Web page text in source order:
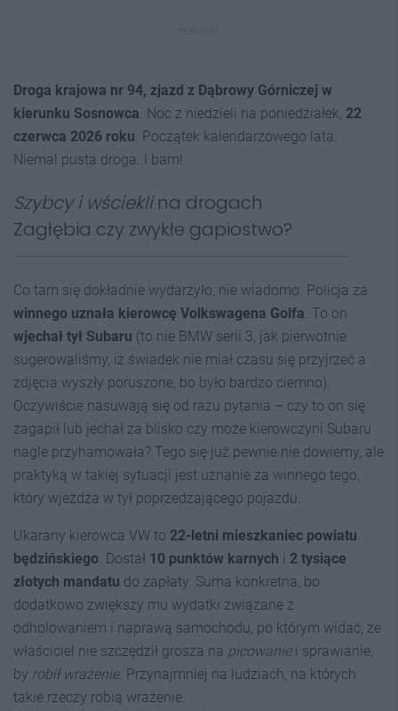
Droga krajowa nr 94, zjazd z Dąbrowy Górniczej w
kierunku Sosnowca. Noc z niedzieli na poniedziałek, 22
czerwca 2026 roku. Początek kalendarzowego lata.
Niemal pusta droga. I bam!
Szybcy i wścieklina drogach
Zagłębia czy zwykłe gapiostwo?
Co tam się dokładnie wydarzyło, nie wiadomo. Policja za
winnego uznała kierowcę Volkswagena Golfa. To on
wjechał tył Subaru (to nie BMW serii 3, jak pierwotnie
sugerowaliśmy, iż świadek nie miał czasu się przyjrzeć a
zdjęcia wyszły poruszone, bo było bardzo ciemno).
Oczywiście nasuwają się od razu pytania – czy to on się
zagapił lub jechał za blisko czy może kierowczyni Subaru
nagle przyhamowała? Tego się już pewnie nie dowiemy, ale
praktyką w takiej sytuacji jest uznanie za winnego tego,
który wjeżdża w tył poprzedzającego pojazdu.
Ukarany kierowca VW to 22-letni mieszkaniec powiatu
będzińskiego. Dostał 10 punktów karnych i 2 tysiące
złotych mandatu do zapłaty. Suma konkretna, bo
dodatkowo zwiększy mu wydatki związane z
odholowaniem i naprawą samochodu, po którym widać, że
właściciel nie szczędził grosza na picowaniei sprawianie,
by robił wrażenie. Przynajmniej na ludziach, na których
takie rzeczy robią wrażenie.